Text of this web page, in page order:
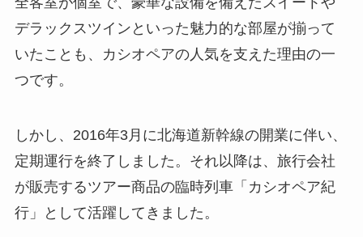
デラックスツインといった魅力的な部屋が揃って
いたことも、カシオペアの人気を支えた理由の一
つです。
しかし、2016年3月に北海道新幹線の開業に伴い、
定期運行を終了しました。それ以降は、旅行会社
が販売するツアー商品の臨時列車「カシオペア紀
行」として活躍してきました。